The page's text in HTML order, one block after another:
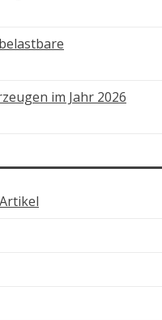
im Jahr 2026